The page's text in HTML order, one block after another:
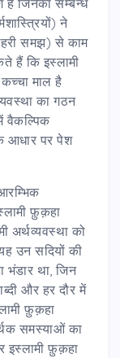
ने
समझ) से काम
हैं कि इस्लामी
माल है
का गठन
वैकल्पिक
आधार पर पेश
फ़ुक़हा
अर्थव्यवस्था को
उन सदियों की
भंडार था, जिन
और हर दौर में
फ़ुक़हा
समस्याओं का
फ़ुक़हा